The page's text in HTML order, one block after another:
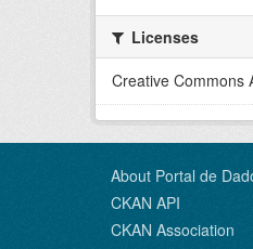
Licenses
Creative Commons
About Portal de
CKAN API
CKAN Association